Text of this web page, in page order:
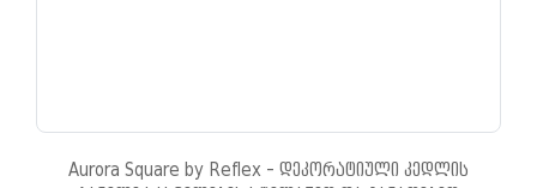
Aurora Square by Reflex - დეკორატიული კედლის